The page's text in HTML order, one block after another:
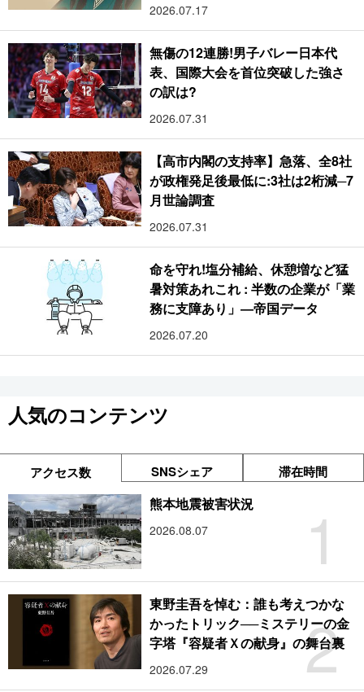
2026.07.17
無傷の12連勝!男子バレー日本代
表、国際大会を首位突破した強さ
の訳は?
2026.07.31
【高市内閣の支持率】急落、全8社
が政権発足後最低に:3社は2桁減─7
月世論調査
2026.07.31
命を守れ!塩分補給、休憩増など猛
暑対策あれこれ : 半数の企業が「業
務に支障あり」―帝国データ
2026.07.20
人気のコンテンツ
アクセス数 SNSシェア 滞在時間
1
熊本地震被害状況
2026.08.07
2
東野圭吾を悼む：誰も考えつかな
かったトリック──ミステリーの金
字塔『容疑者Ｘの献身』の舞台裏
2026.07.29